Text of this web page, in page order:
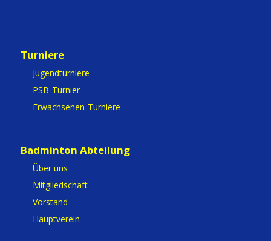
Turniere
Jugendturniere
PSB-Turnier
Erwachsenen-Turniere
Badminton Abteilung
Über uns
Mitgliedschaft
Vorstand
Hauptverein